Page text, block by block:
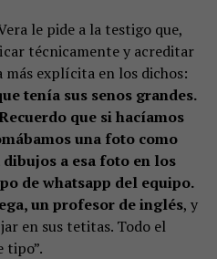
le pide a la testigo que,
técnicamente y acreditar
más explícita en los dichos:
tenía sus senos grandes.
que si hacíamos
una foto como
a esa foto en los
de whatsapp del equipo.
un profesor de inglés, y
en sus tetitas. Todo el
tipo”.